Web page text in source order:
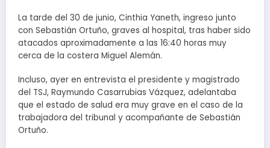
La tarde del 30 de junio, Cinthia Yaneth, ingreso junto
con Sebastián Ortuño, graves al hospital, tras haber sido
atacados aproximadamente a las 16:40 horas muy
cerca de la costera Miguel Alemán.
Incluso, ayer en entrevista el presidente y magistrado
del TSJ, Raymundo Casarrubias Vázquez, adelantaba
que el estado de salud era muy grave en el caso de la
trabajadora del tribunal y acompañante de Sebastián
Ortuño.